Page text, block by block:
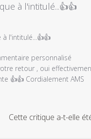
à l'intitulé...👍👍
l'intitulé...👍👍
personnalisé
retour , oui
👍👍 Cordialement AMS
Cette critique a-t-elle